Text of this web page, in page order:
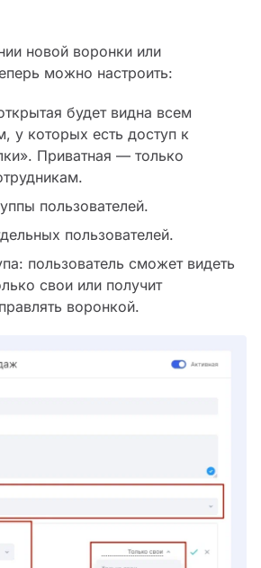
новой воронки или
можно настроить:
будет видна всем
у которых есть доступ к
Приватная — только
пользователей.
пользователей.
пользователь сможет видеть
свои или получит
воронкой.